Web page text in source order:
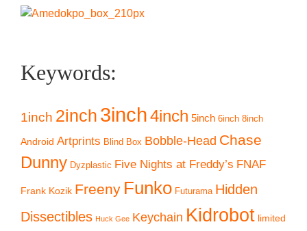
Keywords:
1inch 2inch 3inch4inch 5inch 6inch 8inch
Android Artprints Blind Box Bobble-Head Chase
Dunny Dyzplastic Five Nights at Freddy’s FNAF
Frank Kozik Freeny Funko Futurama Hidden
Dissectibles Huck Gee Keychain Kidrobot limited